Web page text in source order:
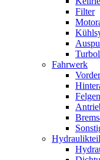
Filter
Fahrwerk